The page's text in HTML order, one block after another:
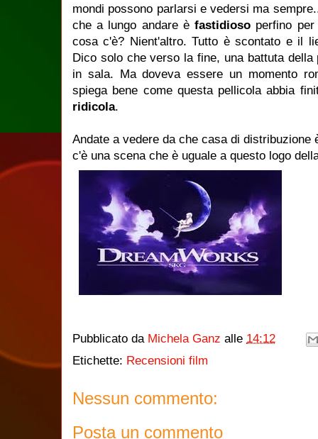
mondi possono parlarsi e vedersi ma
che a lungo andare èfastidioso perfino
cosa c'è? Nient'altro. Tutto è scontato e il
Dico solo che verso la fine, una battuta
in sala. Ma doveva essere un momento
spiega bene come questa pellicola abbia
ridicola.
Andate a vedere da che casa di distribuzione
c'è una scena che è uguale a questo logo
Pubblicato da Michela Ganz alle 14:12
Etichette: Recensioni film
Nessun commento:
Posta un commento